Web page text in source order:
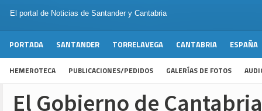
El portal de Noticias de Santander y Cantabria
PORTADA SANTANDER TORRELAVEGA CANTABRIA ESPAÑA
HEMEROTECA PUBLICACIONES/PEDIDOS GALERÍAS DE FOTOS
El Gobierno de